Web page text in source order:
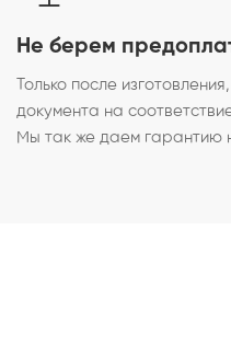
Не берем
Только после
документа на
Мы так же даем гарантию